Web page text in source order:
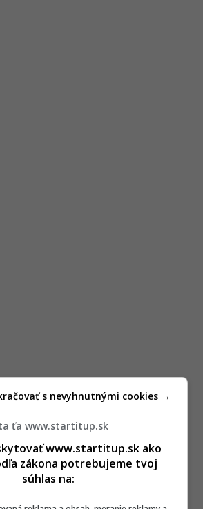
aj ochota skúšať
Benjamin
pravidelne skúšal nové
ťa www.startitup.sk
www.startitup.sk ako
zákona potrebujeme tvoj
súhlas na:
s nevyhnutnými cookies →